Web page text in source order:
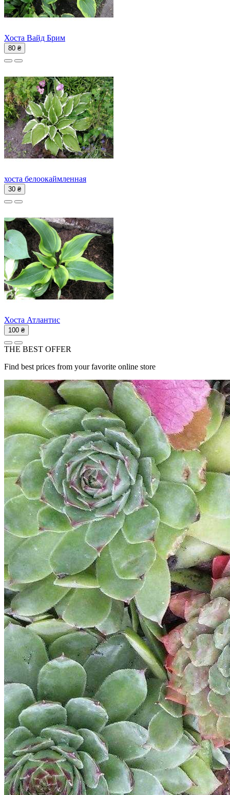
Хоста Вайд Брим
80 ₴
хоста белоокаймленная
30 ₴
Хоста Атлантис
100 ₴
THE BEST OFFER
Find best prices from your favorite online store